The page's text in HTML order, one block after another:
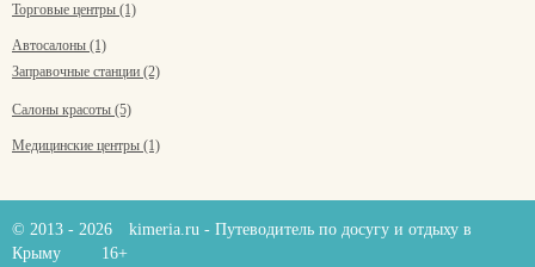
Торговые центры (1)
Автосалоны (1)
Заправочные станции (2)
Салоны красоты (5)
Медицинские центры (1)
© 2013 - 2026 kimeria.ru - Путеводитель по досугу и отдыху в
Крыму
16+